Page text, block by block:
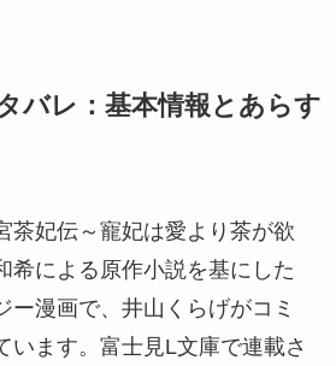
バレ：基本情報とあらす
茶妃伝～寵妃は愛より茶が欲
希による原作小説を基にした
ー漫画で、井山くらげがコミ
います。富士見L文庫で連載さ